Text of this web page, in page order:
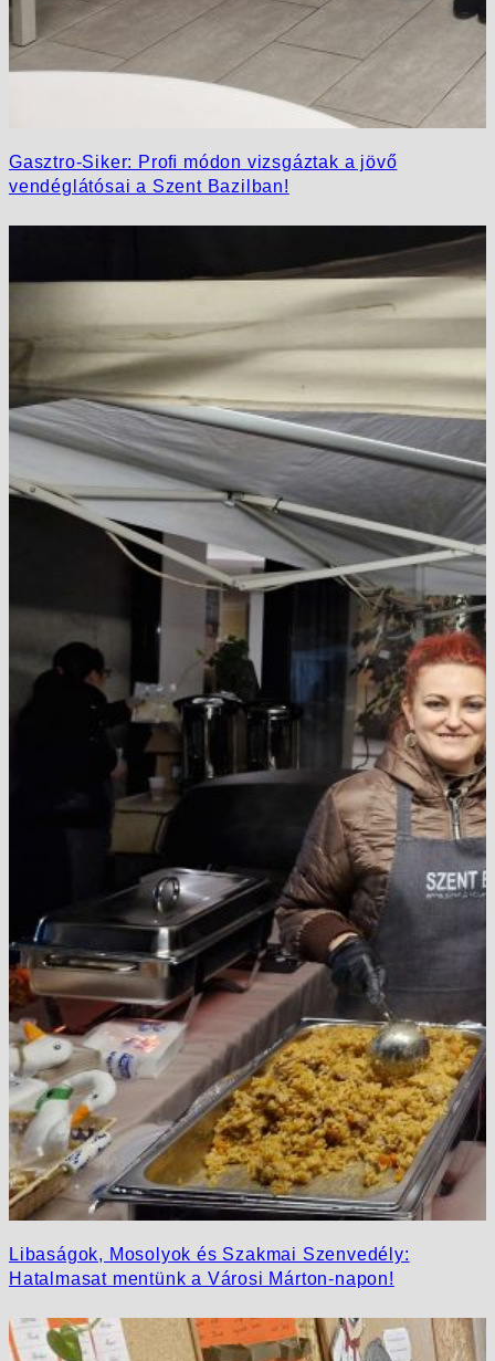
Gasztro-Siker: Proﬁ módon vizsgáztak a jövő
vendéglátósai a Szent Bazilban!
Libaságok, Mosolyok és Szakmai Szenvedély:
Hatalmasat mentünk a Városi Márton-napon!